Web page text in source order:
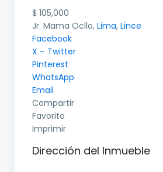
$ 105,000
Jr. Mama Ocllo,Lima,Lince
Facebook
X – Twitter
Pinterest
WhatsApp
Email
Compartir
Favorito
Imprimir
Dirección del Inmueble